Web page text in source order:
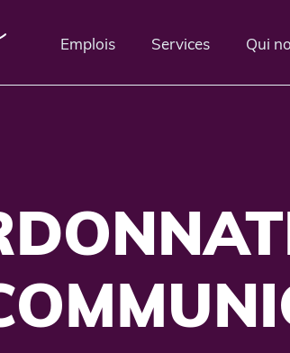
Emplois Services Qui